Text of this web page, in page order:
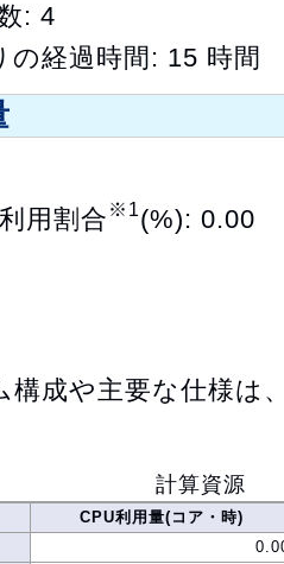
: 4
の経過時間: 15 時間
用割合 ※1(%): 0.00
構成や主要な仕様は
計算資源
CPU利用量(コア・時)